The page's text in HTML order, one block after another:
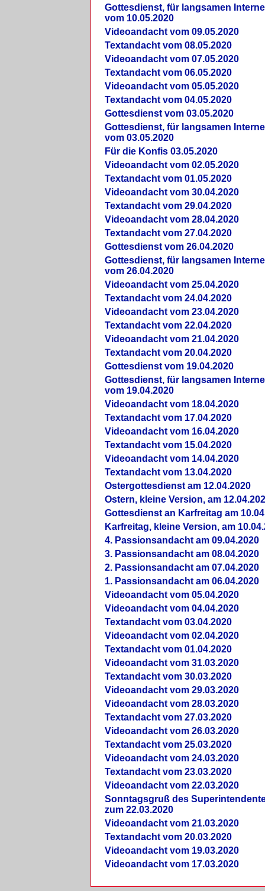
Gottesdienst, für langsamen
vom 10.05.2020
Videoandacht vom 09.05.2020
Textandacht vom 08.05.2020
Videoandacht vom 07.05.2020
Textandacht vom 06.05.2020
Videoandacht vom 05.05.2020
Textandacht vom 04.05.2020
Gottesdienst vom 03.05.2020
Gottesdienst, für langsamen
vom 03.05.2020
Für die Konfis 03.05.2020
Videoandacht vom 02.05.2020
Textandacht vom 01.05.2020
Videoandacht vom 30.04.2020
Textandacht vom 29.04.2020
Videoandacht vom 28.04.2020
Textandacht vom 27.04.2020
Gottesdienst vom 26.04.2020
Gottesdienst, für langsamen
vom 26.04.2020
Videoandacht vom 25.04.2020
Textandacht vom 24.04.2020
Videoandacht vom 23.04.2020
Textandacht vom 22.04.2020
Videoandacht vom 21.04.2020
Textandacht vom 20.04.2020
Gottesdienst vom 19.04.2020
Gottesdienst, für langsamen
vom 19.04.2020
Videoandacht vom 18.04.2020
Textandacht vom 17.04.2020
Videoandacht vom 16.04.2020
Textandacht vom 15.04.2020
Videoandacht vom 14.04.2020
Textandacht vom 13.04.2020
Ostergottesdienst am 12.04.2020
Ostern, kleine Version, am
Gottesdienst an Karfreitag am
Karfreitag, kleine Version, am
4. Passionsandacht am 09.04.2020
3. Passionsandacht am 08.04.2020
2. Passionsandacht am 07.04.2020
1. Passionsandacht am 06.04.2020
Videoandacht vom 05.04.2020
Videoandacht vom 04.04.2020
Textandacht vom 03.04.2020
Videoandacht vom 02.04.2020
Textandacht vom 01.04.2020
Videoandacht vom 31.03.2020
Textandacht vom 30.03.2020
Videoandacht vom 29.03.2020
Videoandacht vom 28.03.2020
Textandacht vom 27.03.2020
Videoandacht vom 26.03.2020
Textandacht vom 25.03.2020
Videoandacht vom 24.03.2020
Textandacht vom 23.03.2020
Videoandacht vom 22.03.2020
Sonntagsgruß des
zum 22.03.2020
Videoandacht vom 21.03.2020
Textandacht vom 20.03.2020
Videoandacht vom 19.03.2020
Videoandacht vom 17.03.2020